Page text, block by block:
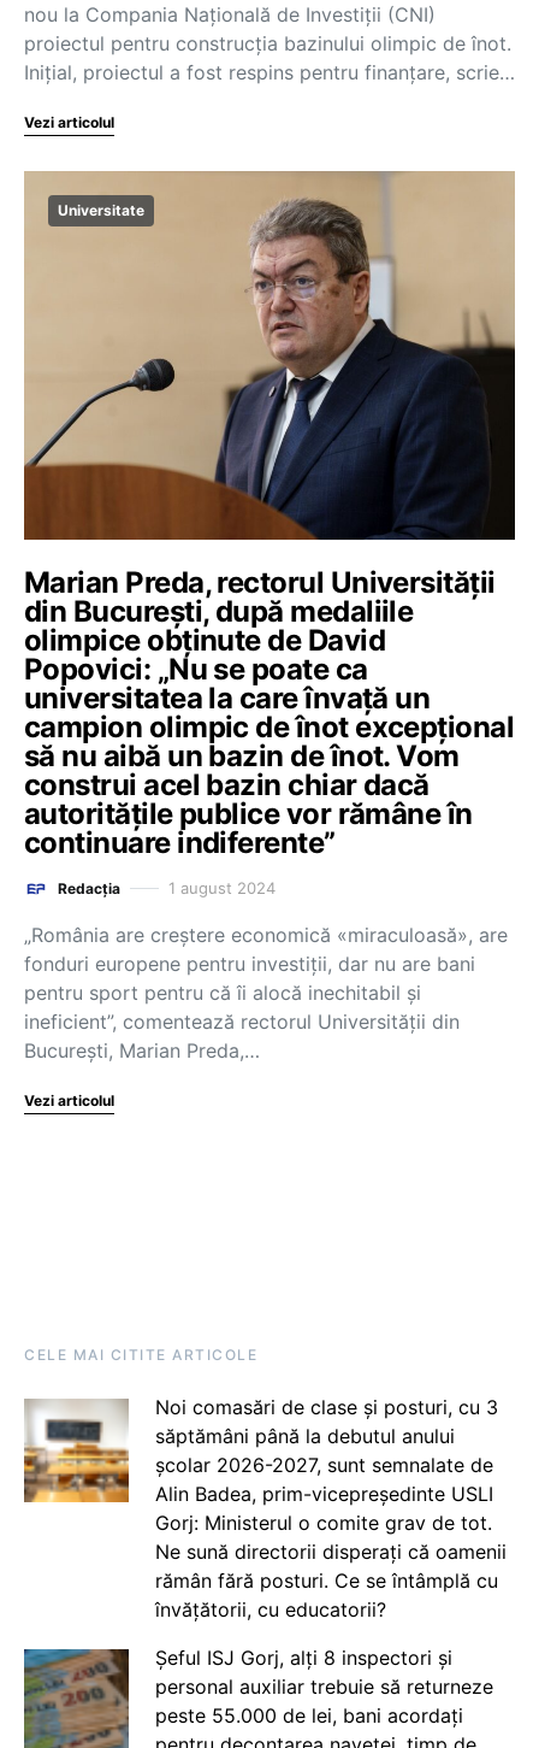
nou la Compania Națională de Investiții (CNI)
proiectul pentru construcția bazinului olimpic de înot.
Inițial, proiectul a fost respins pentru finanțare, scrie…
Vezi articolul
Universitate
Marian Preda, rectorul Universității
din București, după medaliile
olimpice obținute de David
Popovici: „Nu se poate ca
universitatea la care învață un
campion olimpic de înot excepțional
să nu aibă un bazin de înot. Vom
construi acel bazin chiar dacă
autoritățile publice vor rămâne în
continuare indiferente”
Redacția 1 august 2024
„România are creștere economică «miraculoasă», are
fonduri europene pentru investiții, dar nu are bani
pentru sport pentru că îi alocă inechitabil și
ineficient”, comentează rectorul Universității din
București, Marian Preda,…
Vezi articolul
CELE MAI CITITE ARTICOLE
Noi comasări de clase și posturi, cu 3
săptămâni până la debutul anului
școlar 2026-2027, sunt semnalate de
Alin Badea, prim-vicepreședinte USLI
Gorj: Ministerul o comite grav de tot.
Ne sună directorii disperați că oamenii
rămân fără posturi. Ce se întâmplă cu
învățătorii, cu educatorii?
Șeful ISJ Gorj, alți 8 inspectori și
personal auxiliar trebuie să returneze
peste 55.000 de lei, bani acordați